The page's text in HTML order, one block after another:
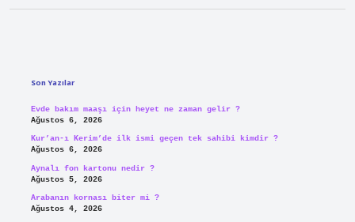
Son Yazılar
Evde bakım maaşı için heyet ne zaman gelir ?
Ağustos 6, 2026
Kur’an-ı Kerim’de ilk ismi geçen tek sahibi kimdir ?
Ağustos 6, 2026
Aynalı fon kartonu nedir ?
Ağustos 5, 2026
Arabanın kornası biter mi ?
Ağustos 4, 2026